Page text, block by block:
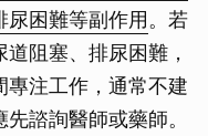
尿困難等副作用。若
道阻塞、排尿困難，
專注工作，通常不建
諮詢醫師或藥師。